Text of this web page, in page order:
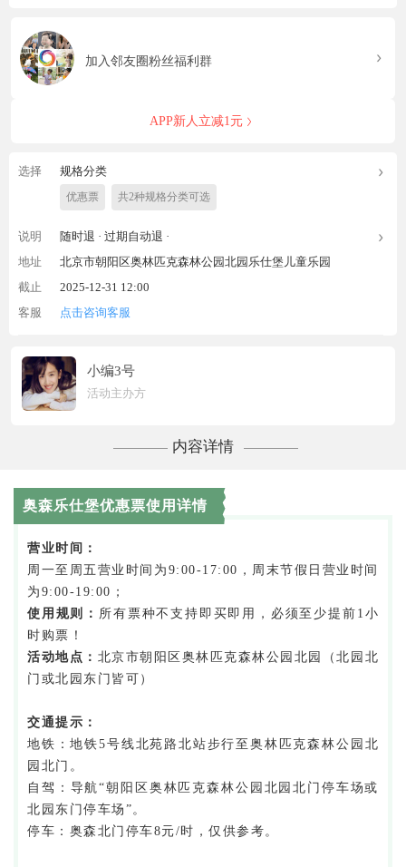
加入邻友圈粉丝福利群
APP新人立减1元
选择 规格分类
优惠票 共2种规格分类可选
说明 随时退 · 过期自动退 ·
地址
北京市朝阳区奥林匹克森林公园北园乐仕堡儿童乐园
截止
2025-12-31 12:00
客服
点击咨询客服
小编3号
活动主办方
内容详情
奥森乐仕堡优惠票使用详情
营业时间：
周一至周五营业时间为9:00-17:00，周末节假日营业时间
为9:00-19:00；
使用规则： 所有票种不支持即买即用，必须至少提前1小
时购票！
活动地点： 北京市朝阳区奥林匹克森林公园北园（北园北
门或北园东门皆可）
交通提示：
地铁：地铁5号线北苑路北站步行至奥林匹克森林公园北
园北门。
自驾：导航“朝阳区奥林匹克森林公园北园北门停车场或
北园东门停车场”。
停车：奥森北门停车8元/时，仅供参考。